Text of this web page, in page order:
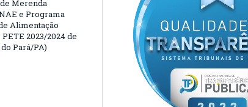
Merenda
e Programa
Alimentação
2023/2024 de
Pará/PA)